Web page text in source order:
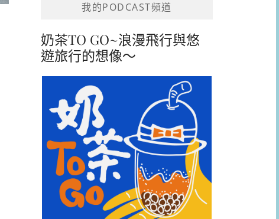
我的PODCAST頻道
奶茶TO GO~浪漫飛行與悠
遊旅行的想像～